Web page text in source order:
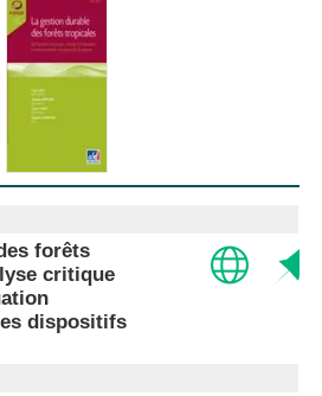
forêts
critique
dispositifs